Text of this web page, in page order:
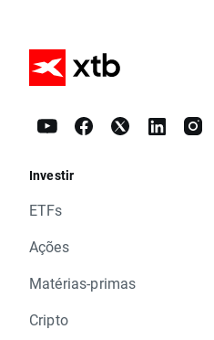
Investir
ETFs
Ações
Matérias-primas
Cripto